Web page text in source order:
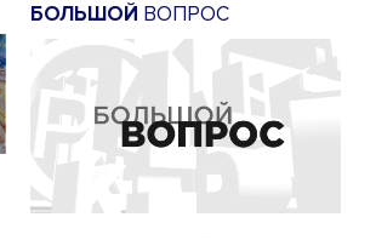
БОЛЬШОЙ ВОПРОС